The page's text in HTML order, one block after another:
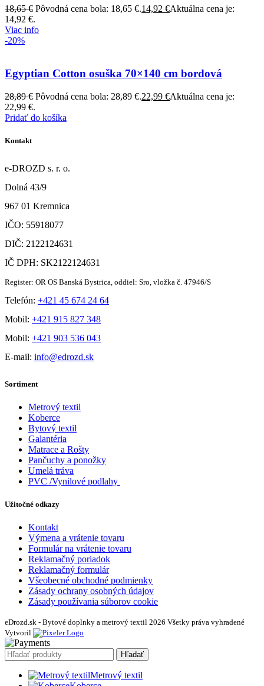
18,65€ Pôvodná cena bola: 18,65 €.14,92 €Aktuálna cena je:
14,92 €.
Viac info
-20%
Egyptian Cotton osuška 70×140 cm bordová
28,89€ Pôvodná cena bola: 28,89 €.22,99 €Aktuálna cena je:
22,99 €.
Pridať do košíka
Kontakt
e-DROZD s. r. o.
Dolná 43/9
967 01 Kremnica
IČO: 55918077
DIČ: 2122124631
IČ DPH: SK2122124631
Register: OR OS Banská Bystrica, oddiel: Sro, vložka č. 47946/S
Telefón: +421 45 674 24 64
Mobil: +421 915 827 348
Mobil: +421 903 536 043
E-mail: info@edrozd.sk
Sortiment
Metrový textil
Koberce
Bytový textil
Galantéria
Matrace a Rošty
Pančuchy a ponožky
Umelá tráva
PVC /Vynilové podlahy
Užitočné odkazy
Kontakt
Výmena a vrátenie tovaru
Formulár na vrátenie tovaru
Reklamačný poriadok
Reklamačný formulár
Všeobecné obchodné podmienky
Zásady ochrany osobných údajov
Zásady používania súborov cookie
eDrozd.sk - Bytové doplnky a metrový textil 2026 Všetky práva vyhradené
Vytvoril
Hľadať
Metrový textil